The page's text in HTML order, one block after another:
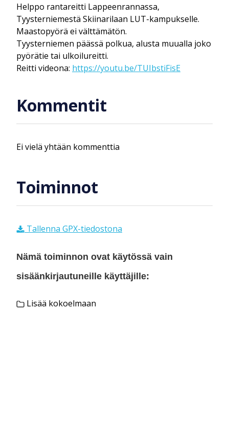
Helppo rantareitti Lappeenrannassa,
Tyysterniemestä Skiinarilaan LUT-kampukselle.
Maastopyörä ei välttämätön.
Tyysterniemen päässä polkua, alusta muualla joko
pyörätie tai ulkoilureitti.
Reitti videona: https://youtu.be/TUIbstiFisE
Kommentit
Ei vielä yhtään kommenttia
Toiminnot
Tallenna GPX-tiedostona
Nämä toiminnon ovat käytössä vain
sisäänkirjautuneille käyttäjille:
Lisää kokoelmaan